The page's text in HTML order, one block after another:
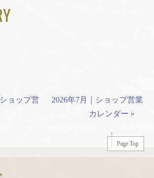
ョップ営
2026年7月｜ショップ営業
カレンダー »
Page Top